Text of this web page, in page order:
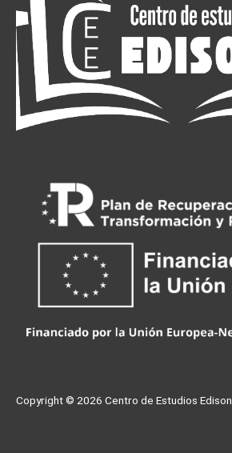
Copyright © 2026 Centro de Estudios Edison